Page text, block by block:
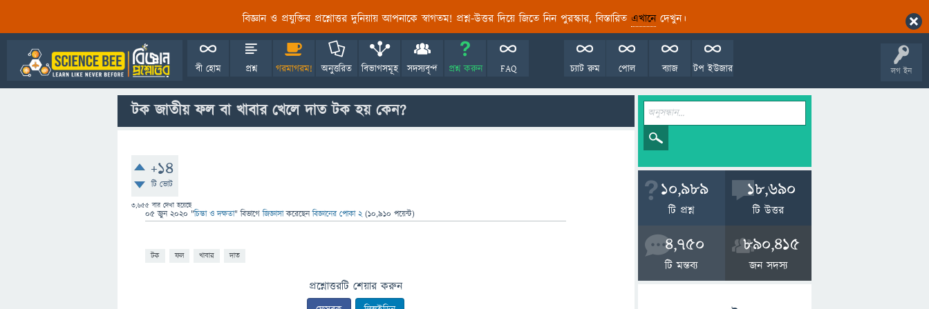
বিজ্ঞান ও প্রযুক্তির প্রশ্নোত্তর দুনিয়ায় আপনাকে স্বাগতম! প্রশ্ন-উত্তর দিয়ে জিতে নিন পুরস্কার, বিস্তারিত এখানেদেখুন।
লগ ইন
বী হোম প্রশ্ন গরমাগরম! অনুত্তরিত বিভাগসমূহ সদস্যবৃন্দ প্রশ্ন করুন FAQ টপ ইউজার
ব্যাজ
পোল
চ্যাট রুম
টক জাতীয় ফল বা খাবার খেলে দাত টক হয় কেন?
+14
টি ভোট
3,655 বার দেখা হয়েছে
05 জুন 2020 "চিন্তা ও দক্ষতা" বিভাগে জিজ্ঞাসাকরেছেনবিজ্ঞানের পোকা 2 (10,910 পয়েন্ট)
টক ফল খাবার দাত
প্রশ্নোত্তরটি শেয়ার করুন
10,989
টি প্রশ্ন
18,690
টি উত্তর
4,750
টি মন্তব্য
890,415
জন সদস্য